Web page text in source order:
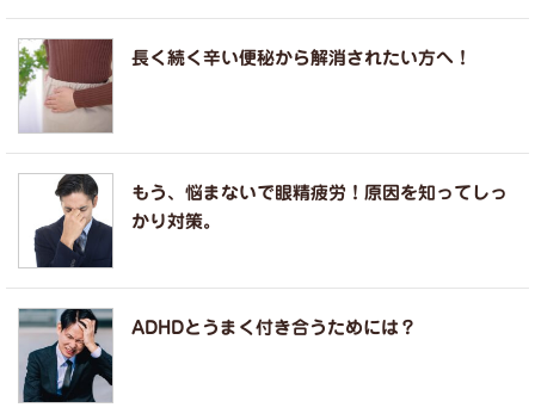
長く続く辛い便秘から解消されたい方へ！
もう、悩まないで眼精疲労！原因を知ってしっ
かり対策。
ADHDとうまく付き合うためには？